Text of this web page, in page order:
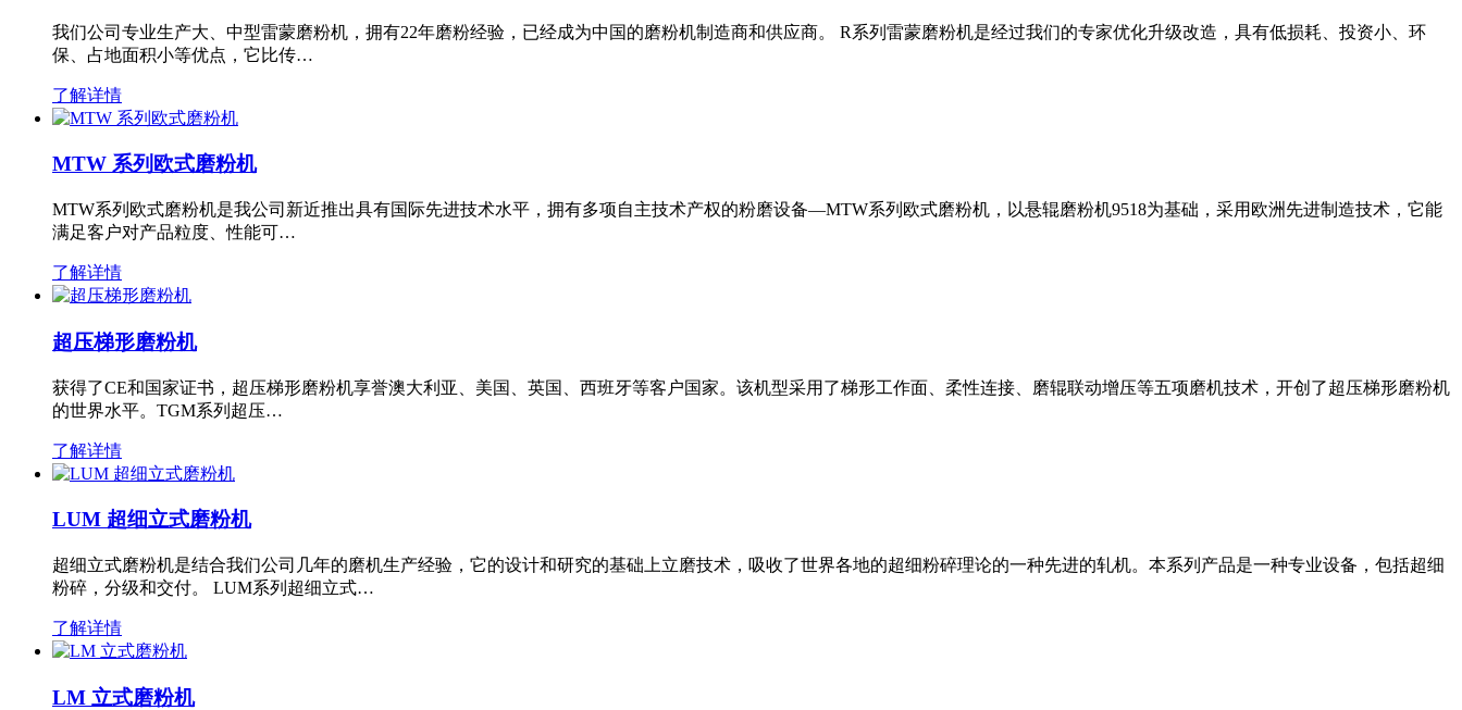
我们公司专业生产大、中型雷蒙磨粉机，拥有22年磨粉经验，已经成为中国的磨粉机制造商和供应商。 R系列雷蒙磨粉机是经过我们的专家优化升级改造，具有低损耗、投资小、环
保、占地面积小等优点，它比传…
了解详情
MTW 系列欧式磨粉机
MTW系列欧式磨粉机是我公司新近推出具有国际先进技术水平，拥有多项自主技术产权的粉磨设备—MTW系列欧式磨粉机，以悬辊磨粉机9518为基础，采用欧洲先进制造技术，它能
满足客户对产品粒度、性能可…
了解详情
超压梯形磨粉机
获得了CE和国家证书，超压梯形磨粉机享誉澳大利亚、美国、英国、西班牙等客户国家。该机型采用了梯形工作面、柔性连接、磨辊联动增压等五项磨机技术，开创了超压梯形磨粉机
的世界水平。TGM系列超压…
了解详情
LUM 超细立式磨粉机
超细立式磨粉机是结合我们公司几年的磨机生产经验，它的设计和研究的基础上立磨技术，吸收了世界各地的超细粉碎理论的一种先进的轧机。本系列产品是一种专业设备，包括超细
粉碎，分级和交付。 LUM系列超细立式…
了解详情
LM 立式磨粉机